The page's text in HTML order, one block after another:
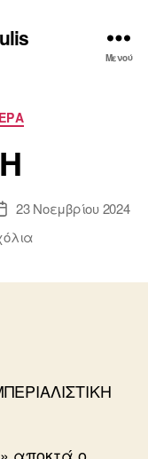
Μενού
δημοσίευσης
23 Νοεμβρίου 2024